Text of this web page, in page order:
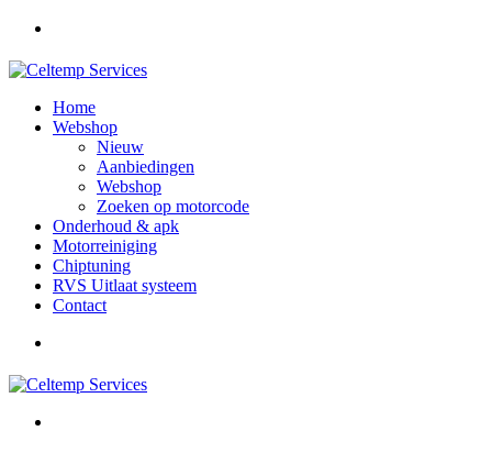
Home
Webshop
Nieuw
Aanbiedingen
Webshop
Zoeken op motorcode
Onderhoud & apk
Motorreiniging
Chiptuning
RVS Uitlaat systeem
Contact